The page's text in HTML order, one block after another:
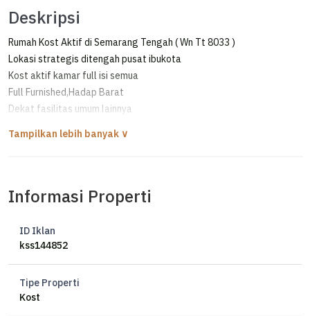
Deskripsi
Rumah Kost Aktif di Semarang Tengah ( Wn Tt 8033 )
Lokasi strategis ditengah pusat ibukota
Kost aktif kamar full isi semua
Full Furnished,Hadap Barat
Dekat fasilitas umum lainnya
Informasi Properti
ID Iklan
kss144852
Tipe Properti
Kost